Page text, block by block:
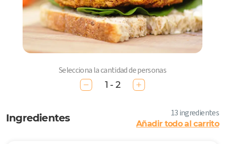
Selecciona la cantidad de personas
1 - 2
Ingredientes 13 ingredientes
Añadir todo al carrito